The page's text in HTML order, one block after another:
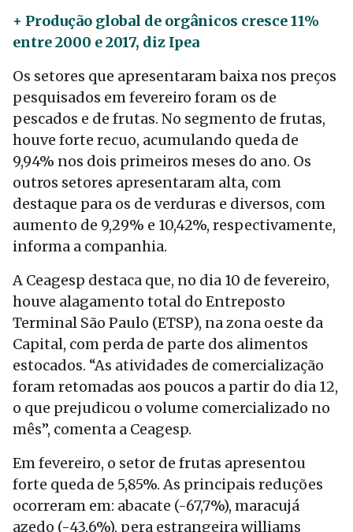
+ Produção global de orgânicos cresce 11%
entre 2000 e 2017, diz Ipea
Os setores que apresentaram baixa nos preços
pesquisados em fevereiro foram os de
pescados e de frutas. No segmento de frutas,
houve forte recuo, acumulando queda de
9,94% nos dois primeiros meses do ano. Os
outros setores apresentaram alta, com
destaque para os de verduras e diversos, com
aumento de 9,29% e 10,42%, respectivamente,
informa a companhia.
A Ceagesp destaca que, no dia 10 de fevereiro,
houve alagamento total do Entreposto
Terminal São Paulo (ETSP), na zona oeste da
Capital, com perda de parte dos alimentos
estocados. “As atividades de comercialização
foram retomadas aos poucos a partir do dia 12,
o que prejudicou o volume comercializado no
mês”, comenta a Ceagesp.
Em fevereiro, o setor de frutas apresentou
forte queda de 5,85%. As principais reduções
ocorreram em: abacate (-67,7%), maracujá
azedo (-43,6%), pera estrangeira williams